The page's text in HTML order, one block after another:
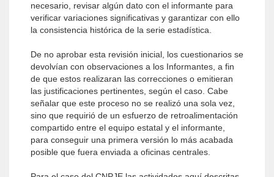
necesario, revisar algún dato con el informante para
verificar variaciones significativas y garantizar con ello
la consistencia histórica de la serie estadística.
De no aprobar esta revisión inicial, los cuestionarios se
devolvían con observaciones a los Informantes, a fin
de que estos realizaran las correcciones o emitieran
las justificaciones pertinentes, según el caso. Cabe
señalar que este proceso no se realizó una sola vez,
sino que requirió de un esfuerzo de retroalimentación
compartido entre el equipo estatal y el informante,
para conseguir una primera versión lo más acabada
posible que fuera enviada a oficinas centrales.